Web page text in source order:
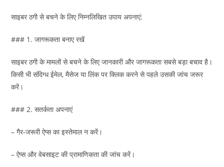
साइबर ठगी से बचने के लिए निम्नलिखित उपाय अपनाएं:
### 1. जागरूकता बनाए रखें
साइबर ठगी के मामलों से बचने के लिए जानकारी और जागरूकता सबसे बड़ा बचाव है।
किसी भी संदिग्ध ईमेल, मैसेज या लिंक पर क्लिक करने से पहले उसकी जांच जरूर
करें।
### 2. सतर्कता अपनाएं
– गैर-जरूरी ऐप्स का इस्तेमाल न करें।
– ऐप्स और वेबसाइट की प्रामाणिकता की जांच करें।